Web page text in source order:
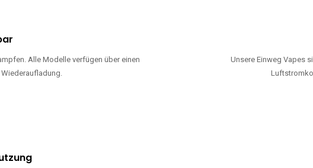
Alle Modelle verfügen über einen
Unsere Einweg Vapes